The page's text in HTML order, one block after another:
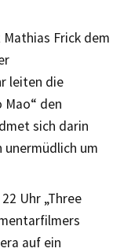
Frick dem
leiten die
Mao“ den
sich darin
unermüdlich um
Uhr „Three
auf ein